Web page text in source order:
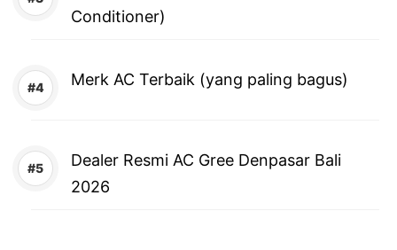
Conditioner)
Merk AC Terbaik (yang paling bagus)
Dealer Resmi AC Gree Denpasar Bali
2026